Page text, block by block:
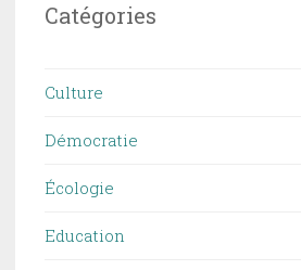
Catégories
Culture
Démocratie
Écologie
Education